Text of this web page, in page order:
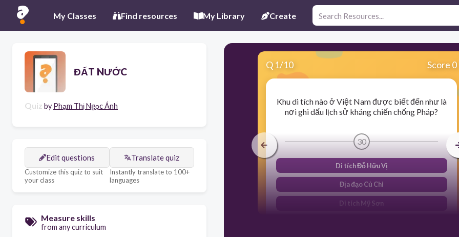
My Classes Find resources My Library Create
ĐẤT NƯỚC
Quiz by Phạm Thị Ngọc Ánh
Edit questions
Customize this quiz to suit
your class
Translate quiz
Instantly translate to 100+
languages
Measure skills
from any curriculum
Q 1/10 Score 0
Khu di tích nào ở Việt Nam được biết đến như là
nơi ghi dấu lịch sử kháng chiến chống Pháp?
30
Di tích Đỗ Hữu Vị
Địa đạo Củ Chi
Di tích Mỹ Sơn